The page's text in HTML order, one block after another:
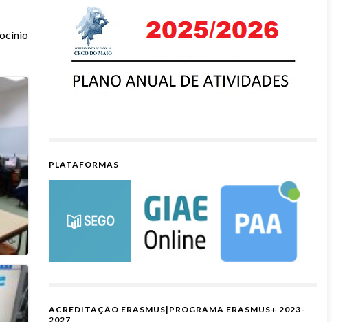
PLATAFORMAS
ACREDITAÇÃO ERASMUS|PROGRAMA ERASMUS+ 2023-
2027